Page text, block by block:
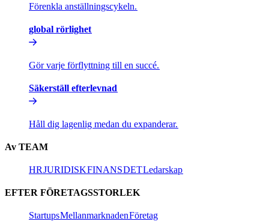
Förenkla anställningscykeln.​​
global rörlighet​​
Gör varje förflyttning till en succé.​​
Säkerställ efterlevnad​​
Håll dig lagenlig medan du expanderar.​​
Av TEAM​​
HR​​JURIDISK​​FINANS​​DET​​Ledarskap​​
EFTER FÖRETAGSSTORLEK​​
Startups​​Mellanmarknaden​​Företag​​